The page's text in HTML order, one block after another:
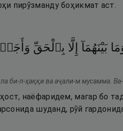
пирӯзманду боҳикмат аст.
بَيْنَهُمَآ إِلَّا بِٱلْحَقِّ
би-л-ҳаққи ва аҷали-м мусамма.
наёфаридем, магар бо
шуданд, рӯй